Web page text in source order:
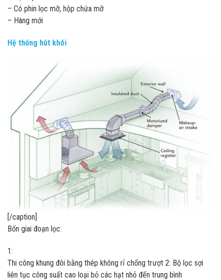
– Có phin lọc mỡ, hộp chứa mỡ
– Hàng mới
Hệ thống hút khói
[/caption]
Bốn giai đoạn lọc:
1:
Thi công khung đôi bằng thép không rỉ chống trượt 2: Bộ lọc sợi
liên tục công suất cao loại bỏ các hạt nhỏ đến trung bình